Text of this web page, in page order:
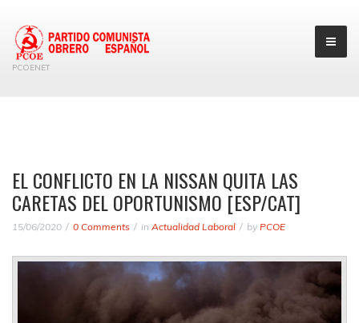
PCOENET
EL CONFLICTO EN LA NISSAN QUITA LAS
CARETAS DEL OPORTUNISMO [ESP/CAT]
15/06/2020 0 Comments in Actualidad Laboral by PCOE